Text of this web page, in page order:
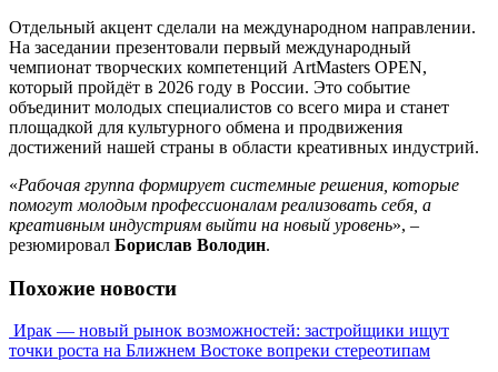
Отдельный акцент сделали на международном направлении.
На заседании презентовали первый международный
чемпионат творческих компетенций ArtMasters OPEN,
который пройдёт в 2026 году в России. Это событие
объединит молодых специалистов со всего мира и станет
площадкой для культурного обмена и продвижения
достижений нашей страны в области креативных индустрий.
«Рабочая группа формирует системные решения, которые
помогут молодым профессионалам реализовать себя, а
креативным индустриям выйти на новый уровень», –
резюмировал Борислав Володин.
Похожие новости
Ирак — новый рынок возможностей: застройщики ищут
точки роста на Ближнем Востоке вопреки стереотипам